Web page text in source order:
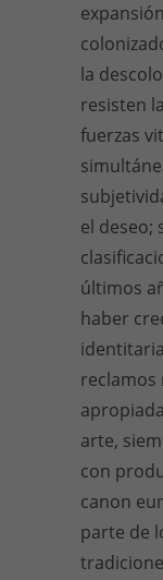
la
resisten
fuerzas
el deseo;
últimos
haber
reclamos
arte,
con
canon
parte de